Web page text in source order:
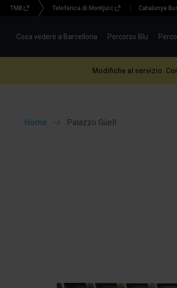
Menu
topbar
TMB Teleferica di Montjuïc Catalunya
Cosa vedere a Barcellona Percorso Blu
Modifiche al servizio.
Home Palazzo Güell